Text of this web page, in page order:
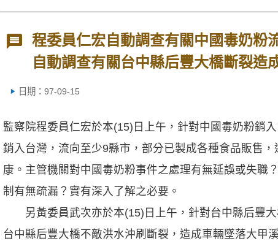
程委員仁宏自動調查有關中國毒奶粉
自動調查有關台中縣后豐大橋斷裂造
日期：97-09-15
監察院程委員仁宏於本(15)日上午，針對中國毒奶粉銷
銷入台灣，流向至少9縣市，部分已製成各種食品販售
康。主管機關對中國毒奶粉事件之處理有無延誤或失職
制有無疏漏？實有深入了解之必要。
另黃委員武次亦於本(15)日上午，針對台中縣后豐大
台中縣后豐大橋不敵洪水沖刷斷裂，造成車輛墜落大甲